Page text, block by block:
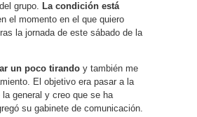
grupo. La condición está
el momento en el que quiero
la jornada de este sábado de la
un poco tirando y también me
El objetivo era pasar a la
general y creo que se ha
su gabinete de comunicación.